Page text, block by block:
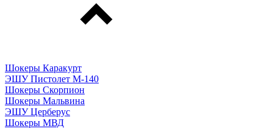
Шокеры Каракурт
ЭШУ Пистолет М-140
Шокеры Скорпион
Шокеры Мальвина
ЭШУ Церберус
Шокеры МВД